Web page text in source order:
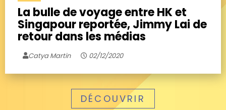
La bulle de voyage entre HK et
Singapour reportée, Jimmy Lai de
retour dans les médias
Catya Martin 02/12/2020
DÉCOUVRIR